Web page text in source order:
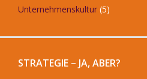
Unternehmenskultur (5)
STRATEGIE – JA, ABER?